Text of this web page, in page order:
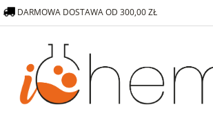
DARMOWA DOSTAWA OD 300,00 ZŁ